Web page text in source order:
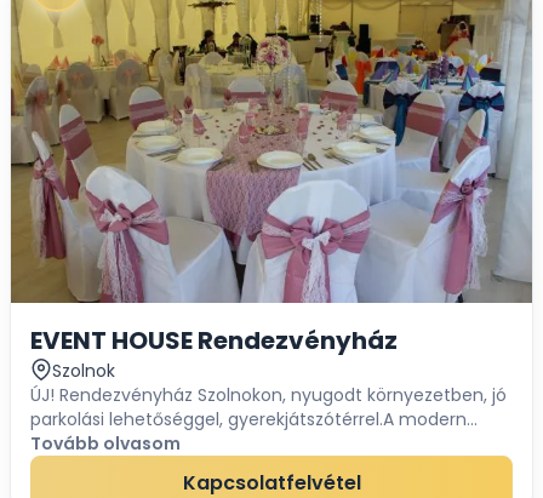
EVENT HOUSE Rendezvényház
Szolnok
ÚJ! Rendezvényház Szolnokon, nyugodt környezetben, jó
parkolási lehetőséggel, gyerekjátszótérrel.A modern
rendezvény sátor hűthető és fűthető. A hagyományos
ízektől a modern konyháig bármit választh...
Tovább olvasom
Kapcsolatfelvétel